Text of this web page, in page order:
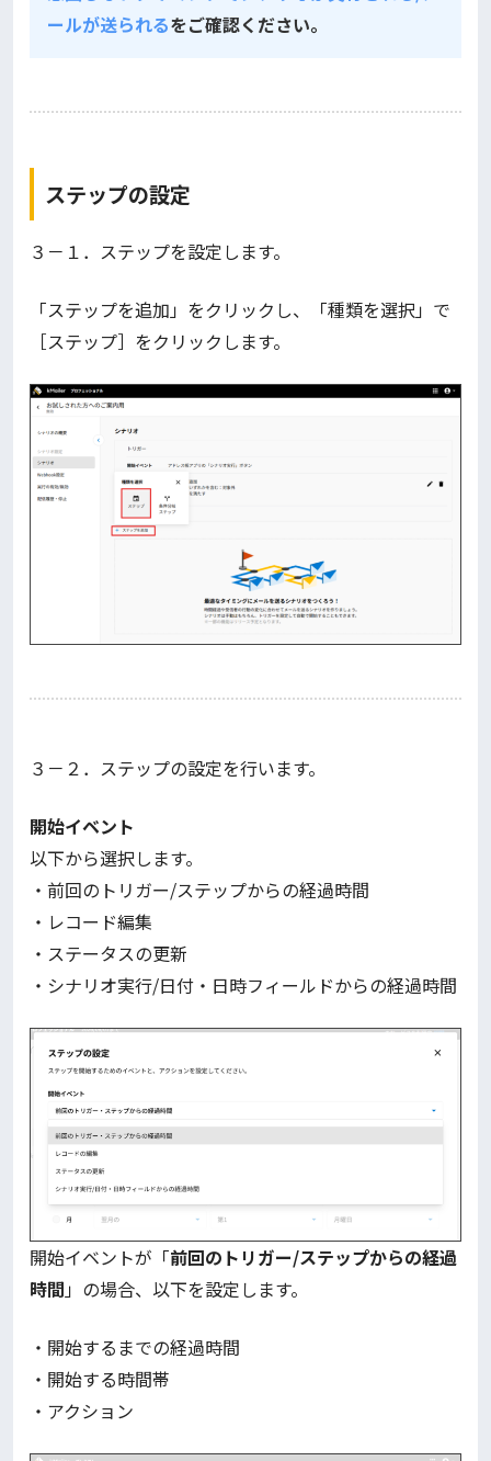
ールが送られるをご確認ください。
ステップの設定
３－１．ステップを設定します。
「ステップを追加」をクリックし、「種類を選択」で
［ステップ］をクリックします。
３－２．ステップの設定を行います。
開始イベント
以下から選択します。
・前回のトリガー/ステップからの経過時間
・レコード編集
・ステータスの更新
・シナリオ実行/日付・日時フィールドからの経過時間
開始イベントが「前回のトリガー/ステップからの経過
時間」の場合、以下を設定します。
・開始するまでの経過時間
・開始する時間帯
・アクション